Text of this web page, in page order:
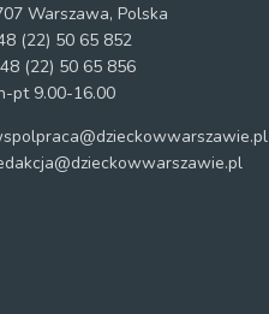
Warszawa, Polska
(22) 50 65 852
(22) 50 65 856
pt 9.00-16.00